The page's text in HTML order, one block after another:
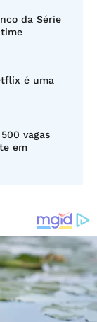
da Série
é uma
vagas
em